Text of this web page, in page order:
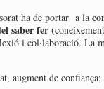
ha de portar a la
saber fer
i col·laboració. La
augment de